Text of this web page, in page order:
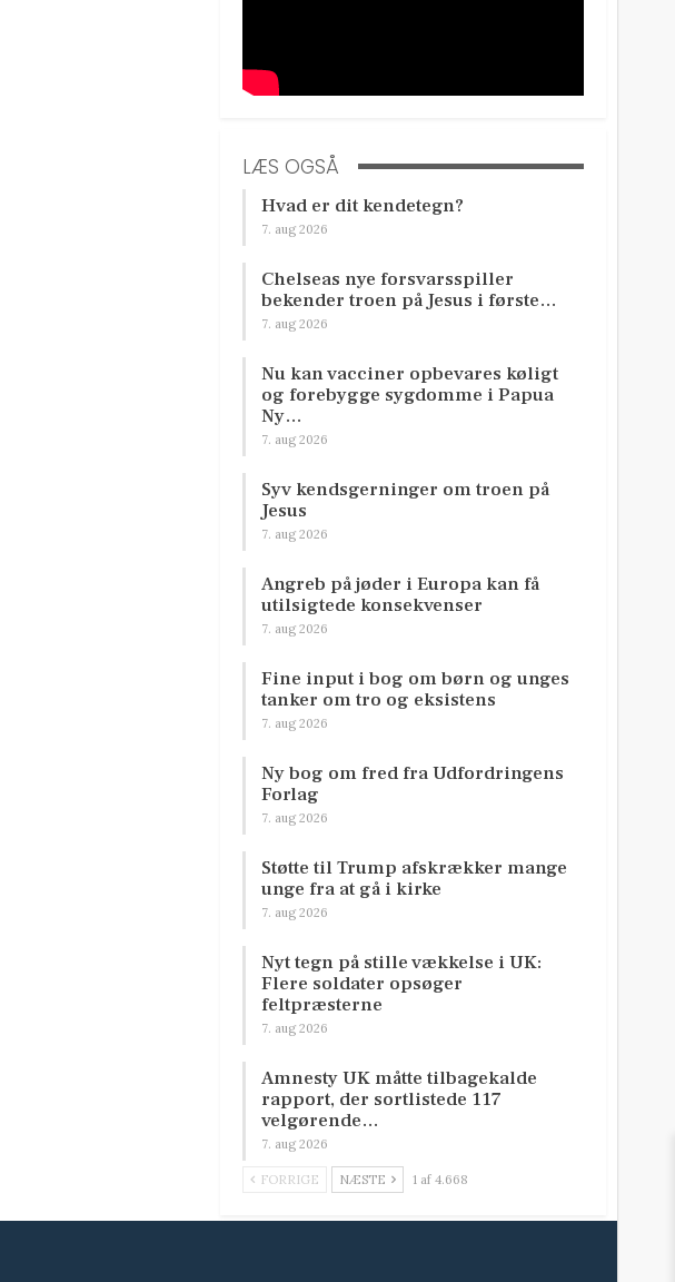
LÆS OGSÅ
Hvad er dit kendetegn?
7. aug 2026
Chelseas nye forsvarsspiller
bekender troen på Jesus i første…
7. aug 2026
Nu kan vacciner opbevares køligt
og forebygge sygdomme i Papua
Ny…
7. aug 2026
Syv kendsgerninger om troen på
Jesus
7. aug 2026
Angreb på jøder i Europa kan få
utilsigtede konsekvenser
7. aug 2026
Fine input i bog om børn og unges
tanker om tro og eksistens
7. aug 2026
Ny bog om fred fra Udfordringens
Forlag
7. aug 2026
Støtte til Trump afskrækker mange
unge fra at gå i kirke
7. aug 2026
Nyt tegn på stille vækkelse i UK:
Flere soldater opsøger
feltpræsterne
7. aug 2026
Amnesty UK måtte tilbagekalde
rapport, der sortlistede 117
velgørende…
7. aug 2026
FORRIGE NÆSTE 1 af 4.668